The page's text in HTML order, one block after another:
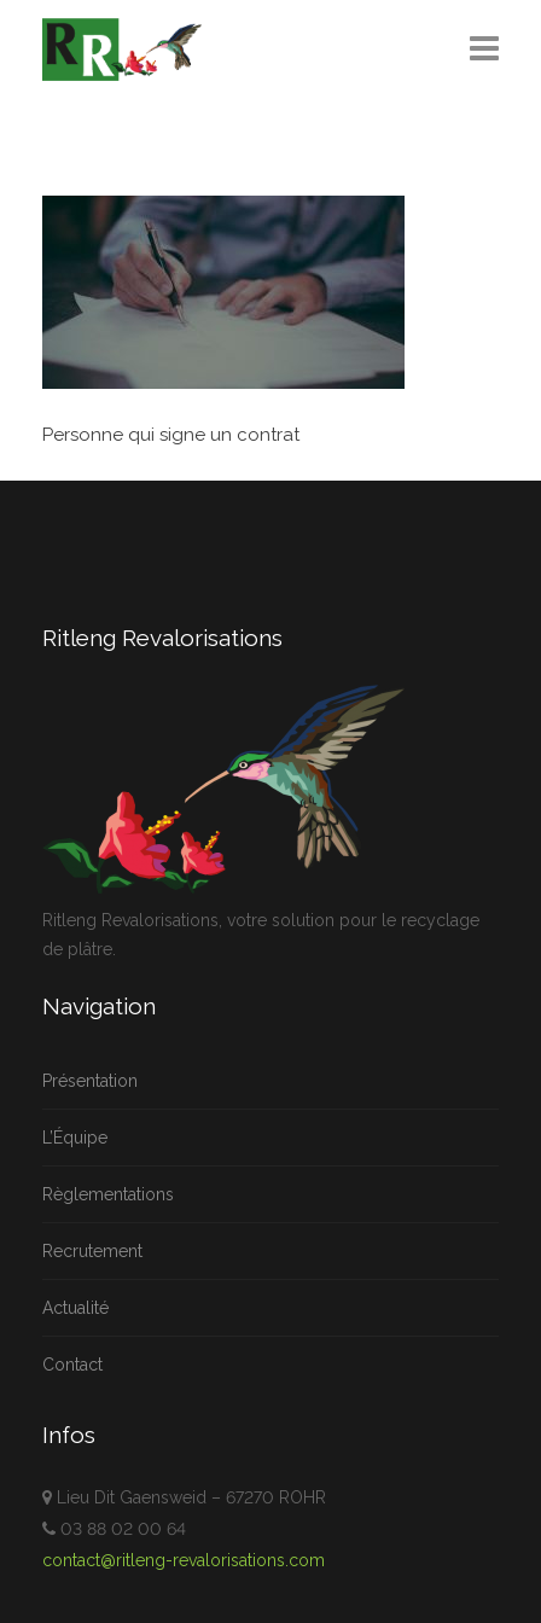
Règlementations
Recrutement
Actualité
Personne qui signe un contrat
Ritleng Revalorisations
Ritleng Revalorisations, votre solution pour le recyclage
de plâtre.
Navigation
Présentation
L’Équipe
Règlementations
Recrutement
Actualité
Contact
Infos
Lieu Dit Gaensweid – 67270 ROHR
03 88 02 00 64
contact@ritleng-revalorisations.com